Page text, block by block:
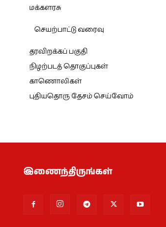
மக்களரசு
செயற்பாட்டு வரைவு
தரவிறக்கப் பகுதி
நிழற்படத் தொகுப்புகள்
காணொலிகள்
புதியதொரு தேசம் செய்வோம்
இணைந்திருங்கள்